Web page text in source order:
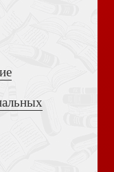
12 (бело-
Африканский)